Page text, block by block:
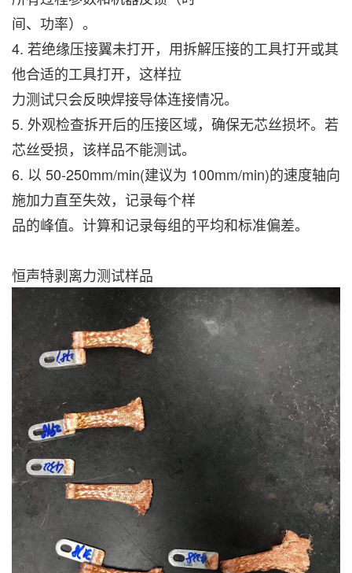
间、功率）。
4. 若绝缘压接翼未打开，用拆解压接的工具打开或其
他合适的工具打开，这样拉
力测试只会反映焊接导体连接情况。
5. 外观检查拆开后的压接区域，确保无芯丝损坏。若
芯丝受损，该样品不能测试。
6. 以 50-250mm/min(建议为 100mm/min)的速度轴向
施加力直至失效，记录每个样
品的峰值。计算和记录每组的平均和标准偏差。
恒声特剥离力测试样品